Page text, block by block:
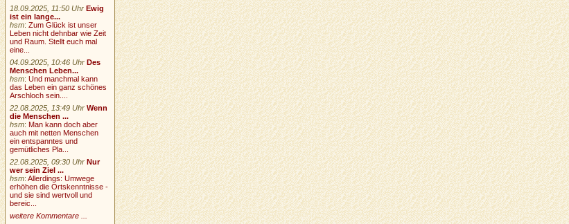
18.09.2025, 11:50 Uhr Ewig
ist ein lange...
hsm:Zum Glück ist unser
Leben nicht dehnbar wie Zeit
und Raum. Stellt euch mal
eine...
04.09.2025, 10:46 Uhr Des
Menschen Leben...
hsm:Und manchmal kann
das Leben ein ganz schönes
Arschloch sein....
22.08.2025, 13:49 Uhr Wenn
die Menschen ...
hsm:Man kann doch aber
auch mit netten Menschen
ein entspanntes und
gemütliches Pla...
22.08.2025, 09:30 Uhr Nur
wer sein Ziel ...
hsm:Allerdings: Umwege
erhöhen die Ortskenntnisse -
und sie sind wertvoll und
bereic...
weitere Kommentare ...